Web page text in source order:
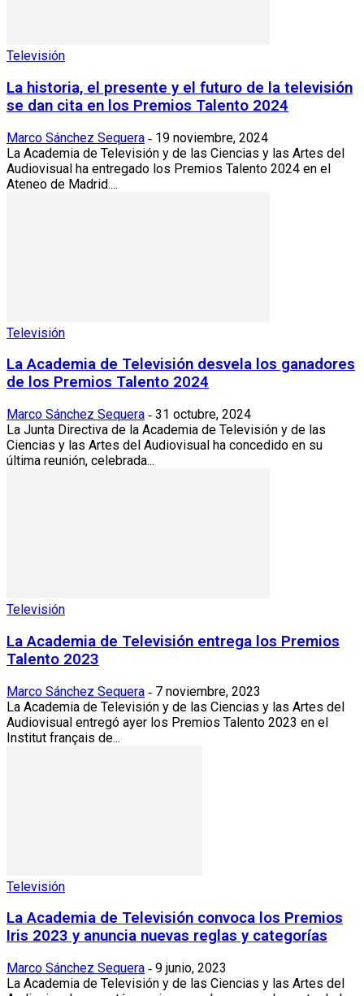
Televisión
La historia, el presente y el futuro de la televisión
se dan cita en los Premios Talento 2024
Marco Sánchez Sequera - 19 noviembre, 2024
La Academia de Televisión y de las Ciencias y las Artes del
Audiovisual ha entregado los Premios Talento 2024 en el
Ateneo de Madrid....
Televisión
La Academia de Televisión desvela los ganadores
de los Premios Talento 2024
Marco Sánchez Sequera - 31 octubre, 2024
La Junta Directiva de la Academia de Televisión y de las
Ciencias y las Artes del Audiovisual ha concedido en su
última reunión, celebrada...
Televisión
La Academia de Televisión entrega los Premios
Talento 2023
Marco Sánchez Sequera - 7 noviembre, 2023
La Academia de Televisión y de las Ciencias y las Artes del
Audiovisual entregó ayer los Premios Talento 2023 en el
Institut français de...
Televisión
La Academia de Televisión convoca los Premios
Iris 2023 y anuncia nuevas reglas y categorías
Marco Sánchez Sequera - 9 junio, 2023
La Academia de Televisión y de las Ciencias y las Artes del